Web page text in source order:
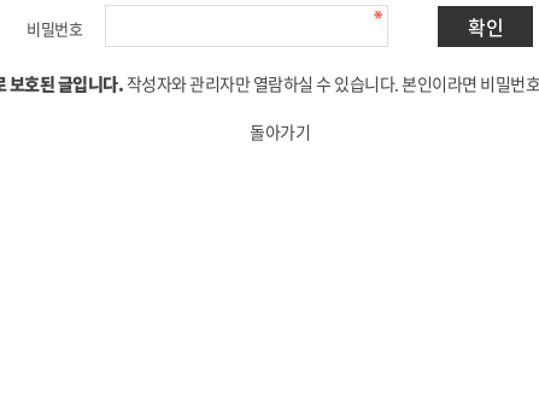
비밀번호
보호된 글입니다. 작성자와 관리자만 열람하실 수 있습니다. 본인이라면 비밀번
돌아가기